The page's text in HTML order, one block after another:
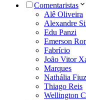
Comentaristas
Alê Oliveira
Alexandre
Edu Panzi
Emerson
Fabrício
João Vitor
Marques
Nathália
Thiago Reis
Wellington